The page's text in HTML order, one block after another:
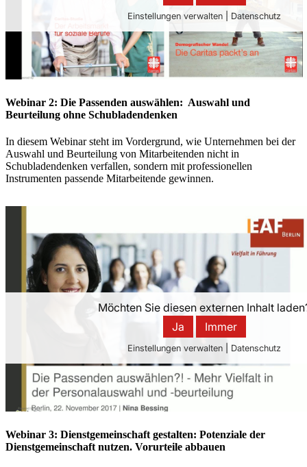
Webinar 2: Die Passenden auswählen: Auswahl und
Beurteilung ohne Schubladendenken
In diesem Webinar steht im Vordergrund, wie Unternehmen bei der
Auswahl und Beurteilung von Mitarbeitenden nicht in
Schubladendenken verfallen, sondern mit professionellen
Instrumenten passende Mitarbeitende gewinnen.
Webinar 3: Dienstgemeinschaft gestalten: Potenziale der
Dienstgemeinschaft nutzen. Vorurteile abbauen